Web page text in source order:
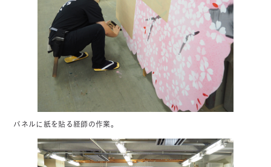
パネルに紙を貼る経師の作業。